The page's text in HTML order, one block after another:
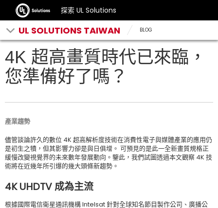
探索 UL Solutions
UL SOLUTIONS TAIWAN BLOG
4K 超高畫質時代已來臨，
您準備好了嗎？
產業趨勢
儘管談論許久的數位 4K 超高解析度技術在消費性電子與媒體產業的應用仍
是初生之犢，但其影響力卻是與日俱增。 可預見的是此一全新畫質規格正
緩慢改變視覺界的未來數年發展動向。鑒此，我們試圖透過本文觀察 4K 技
術將在近幾年所引爆的幾大頭條新趨勢。
4K UHDTV 成為主流
根據國際電信衛星通訊機構 Intelsat 針對全球知名節目製作公司、廣播公